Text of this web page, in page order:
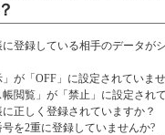
に登録している相手のデータが
」が「OFF」に設定されていま
帳閲覧」が「禁止」に設定され
正しく登録されていますか？
号を2重に登録していませんか?